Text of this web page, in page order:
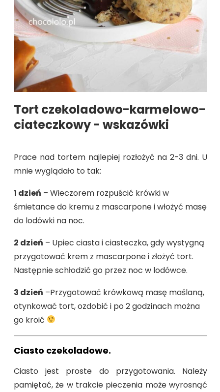
Tort czekoladowo-karmelowo-
ciateczkowy - wskazówki
Prace nad tortem najlepiej rozłożyć na 2-3 dni. U
mnie wyglądało to tak:
1 dzień – Wieczorem rozpuścić krówki w
śmietance do kremu z mascarpone i włożyć masę
do lodówki na noc.
2 dzień – Upiec ciasta i ciasteczka, gdy wystygną
przygotować krem z mascarpone i złożyć tort.
Następnie schłodzić go przez noc w lodówce.
3 dzień –Przygotować krówkową masę maślaną,
otynkować tort, ozdobić i po 2 godzinach można
go kroić
Ciasto czekoladowe.
Ciasto jest proste do przygotowania. Należy
pamiętać, że w trakcie pieczenia może wyrosnąć